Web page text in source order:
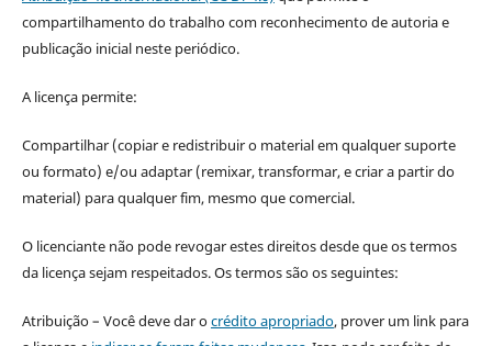
compartilhamento do trabalho com reconhecimento de autoria e
publicação inicial neste periódico.
A licença permite:
Compartilhar (copiar e redistribuir o material em qualquer suporte
ou formato) e/ou adaptar (remixar, transformar, e criar a partir do
material) para qualquer fim, mesmo que comercial.
O licenciante não pode revogar estes direitos desde que os termos
da licença sejam respeitados. Os termos são os seguintes:
Atribuição – Você deve dar ocrédito apropriado, prover um link para